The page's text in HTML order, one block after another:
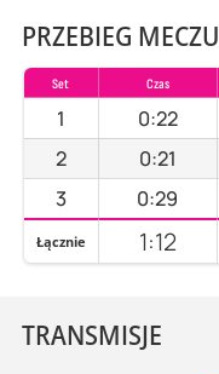
PRZEBIEG MECZU
Set Czas
1 0:22
2
0:21
3
0:29
Łącznie 1:12
TRANSMISJE